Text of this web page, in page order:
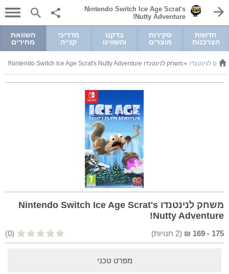
Nintendo Switch Ice Age Scrat's
Nutty Adventure!
חדשות
הצרכנות
סקירות
מוצרים
בדקנו
והשווינו
מדריכי
קנייה
השוואת
מחירים
לנינטנדו >משחק לנינטנדו Nintendo Switch Ice Age Scrat's Nutty Adventure!
משחק לנינטנדו Nintendo Switch Ice Age Scrat's
Nutty Adventure!
175
-
169
₪
(
2 חנויות) (0)
מפרט טכני